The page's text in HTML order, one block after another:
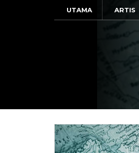
UTAMA ARTIS